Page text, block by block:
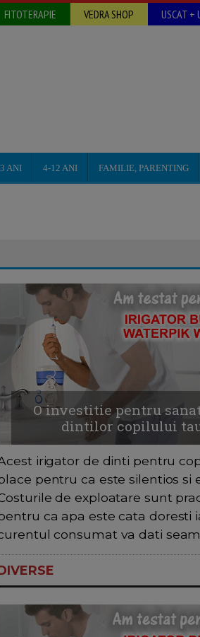
FITOTERAPIE VEDRA SHOP USCAT +
ANI 4-12 ANI FAMILIE, PARENTING
O investitie pentru
dintilor copilului
irigator de dinti pentru
pentru ca este silentios si
de exploatare sunt
ca apa este cata doresti
consumat va dati